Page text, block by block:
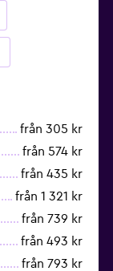
från 305 kr
från 574 kr
från 435 kr
från 1 321 kr
från 739 kr
från 493 kr
från 793 kr